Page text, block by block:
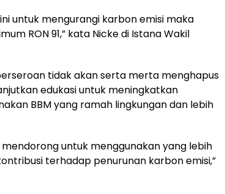
untuk mengurangi karbon emisi maka
RON 91,” kata Nicke di Istana Wakil
tidak akan serta merta menghapus
edukasi untuk meningkatkan
BBM yang ramah lingkungan dan lebih
untuk menggunakan yang lebih
terhadap penurunan karbon emisi,”